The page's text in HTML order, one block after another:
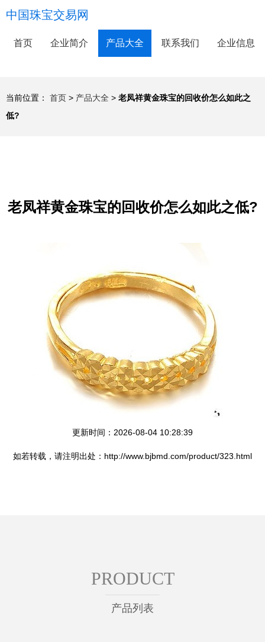
中国珠宝交易网
首页 企业简介 产品大全 联系我们 企业信息
当前位置： 首页 > 产品大全 > 老凤祥黄金珠宝的回收价怎么如此之
低?
老凤祥黄金珠宝的回收价怎么如此之低?
更新时间：2026-08-04 10:28:39
如若转载，请注明出处：http://www.bjbmd.com/product/323.html
PRODUCT
产品列表